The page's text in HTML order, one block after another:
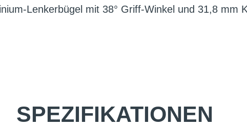
Lenkerbügel mit 38° Griff-Winkel und 31,8 mm
SPEZIFIKATIONEN